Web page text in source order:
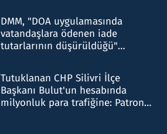
DMM, "DOA uygulamasında
vatandaşlara ödenen iade
tutarlarının düşürüldüğü"
Tutuklanan CHP Silivri İlçe
Başkanı Bulut'un hesabında
milyonluk para trafiğine: Patron